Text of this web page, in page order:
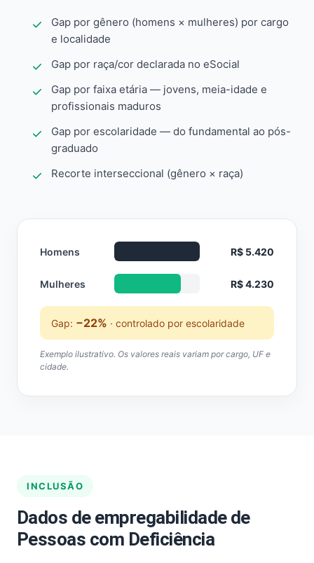
Gap por gênero (homens × mulheres) por cargo
e localidade
Gap por raça/cor declarada no eSocial
Gap por faixa etária — jovens, meia-idade e
profissionais maduros
Gap por escolaridade — do fundamental ao pós-
graduado
Recorte interseccional (gênero × raça)
Homens R$ 5.420
Mulheres R$ 4.230
Gap: −22% · controlado por escolaridade
Exemplo ilustrativo. Os valores reais variam por cargo, UF e
cidade.
INCLUSÃO
Dados de empregabilidade de
Pessoas com Deficiência